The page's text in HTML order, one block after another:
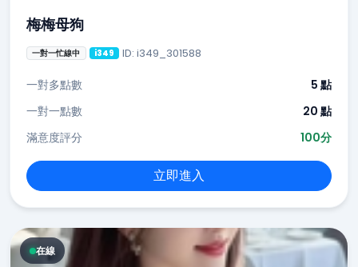
梅梅母狗
一對一忙線中 i349 ID: i349_301588
一對多點數
5 點
一對一點數
20 點
滿意度評分
100分
立即進入
在線